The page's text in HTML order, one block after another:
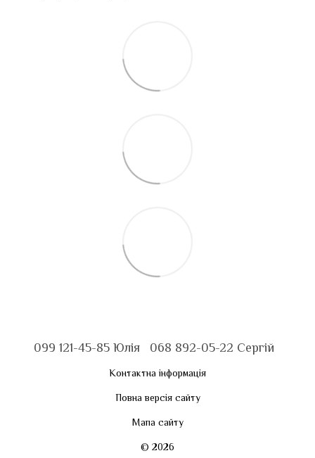
099 121-45-85 Юлія 068 892-05-22 Сергій
Контактна інформація
Повна версія сайту
Мапа сайту
© 2026